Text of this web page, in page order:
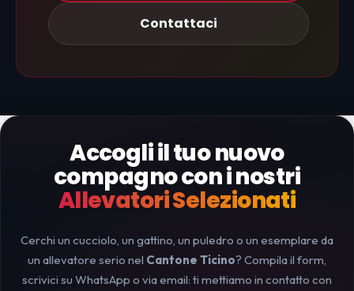
Contattaci
Accogli il tuo nuovo
compagno con i nostri
Allevatori Selezionati
Cerchi un cucciolo, un gattino, un puledro o un esemplare da
un allevatore serio nel Cantone Ticino? Compila il form,
scrivici su WhatsApp o via email: ti mettiamo in contatto con